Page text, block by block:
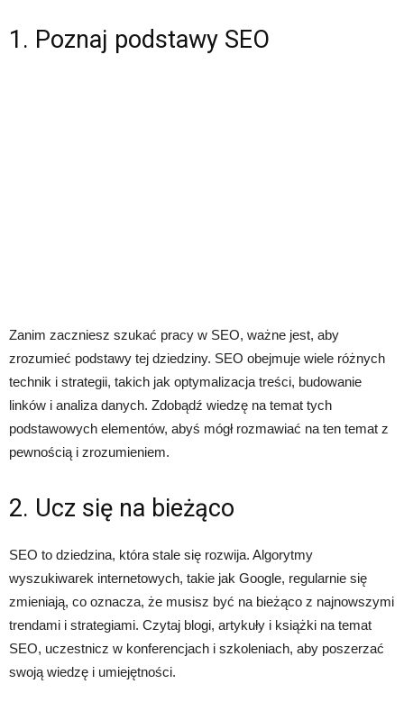
1. Poznaj podstawy SEO
Zanim zaczniesz szukać pracy w SEO, ważne jest, aby
zrozumieć podstawy tej dziedziny. SEO obejmuje wiele różnych
technik i strategii, takich jak optymalizacja treści, budowanie
linków i analiza danych. Zdobądź wiedzę na temat tych
podstawowych elementów, abyś mógł rozmawiać na ten temat z
pewnością i zrozumieniem.
2. Ucz się na bieżąco
SEO to dziedzina, która stale się rozwija. Algorytmy
wyszukiwarek internetowych, takie jak Google, regularnie się
zmieniają, co oznacza, że ​​musisz być na bieżąco z najnowszymi
trendami i strategiami. Czytaj blogi, artykuły i książki na temat
SEO, uczestnicz w konferencjach i szkoleniach, aby poszerzać
swoją wiedzę i umiejętności.